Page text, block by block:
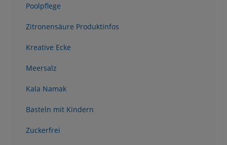
Poolpflege
Zitronensäure Produktinfos
Kreative Ecke
Meersalz
Kala Namak
Basteln mit Kindern
Zuckerfrei